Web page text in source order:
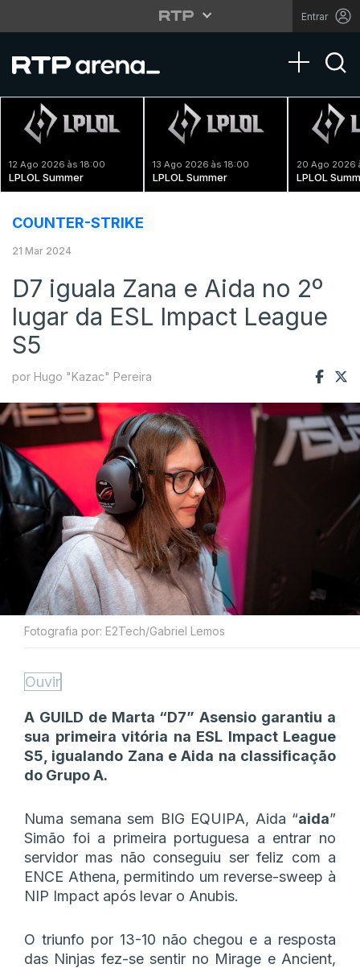
Entrar
Toggle
12 Ago 2026 às 18:00
LPLOL Summer
13 Ago 2026 às 18:00
LPLOL Summer
20 Ago 2026
LPLOL
COUNTER-STRIKE
21 Mar 2024
D7 iguala Zana e Aida no 2º
lugar da ESL Impact League
S5
por Hugo "Kazac" Pereira
Fotografia por: E2Tech/Gabriel Lemos
Ouvir
A GUILD de Marta “D7” Asensio garantiu a
sua primeira vitória na ESL Impact League
S5, igualando Zana e Aida na classificação
do Grupo A.
Numa semana sem BIG EQUIPA, Aida “aida”
Simão foi a primeira portuguesa a entrar no
servidor mas não conseguiu ser feliz com a
ENCE Athena, permitindo um reverse-sweep à
NIP Impact após levar o Anubis.
O triunfo por 13-10 não chegou e a resposta
das Ninjas fez-se sentir no Mirage e Ancient,